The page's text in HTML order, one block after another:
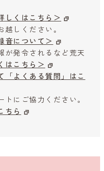
しくはこちら＞
しください。
音について＞
が発令されるなど荒天
はこちら＞
「よくある質問」はこ
トにご協力ください。
ちら